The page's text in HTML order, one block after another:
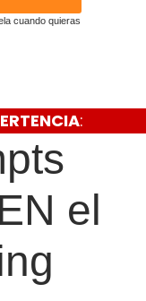
cuando quieras
:
el